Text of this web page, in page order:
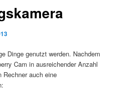
Dinge genutzt werden. Nachdem
Cam in ausreichender Anzahl
Rechner auch eine